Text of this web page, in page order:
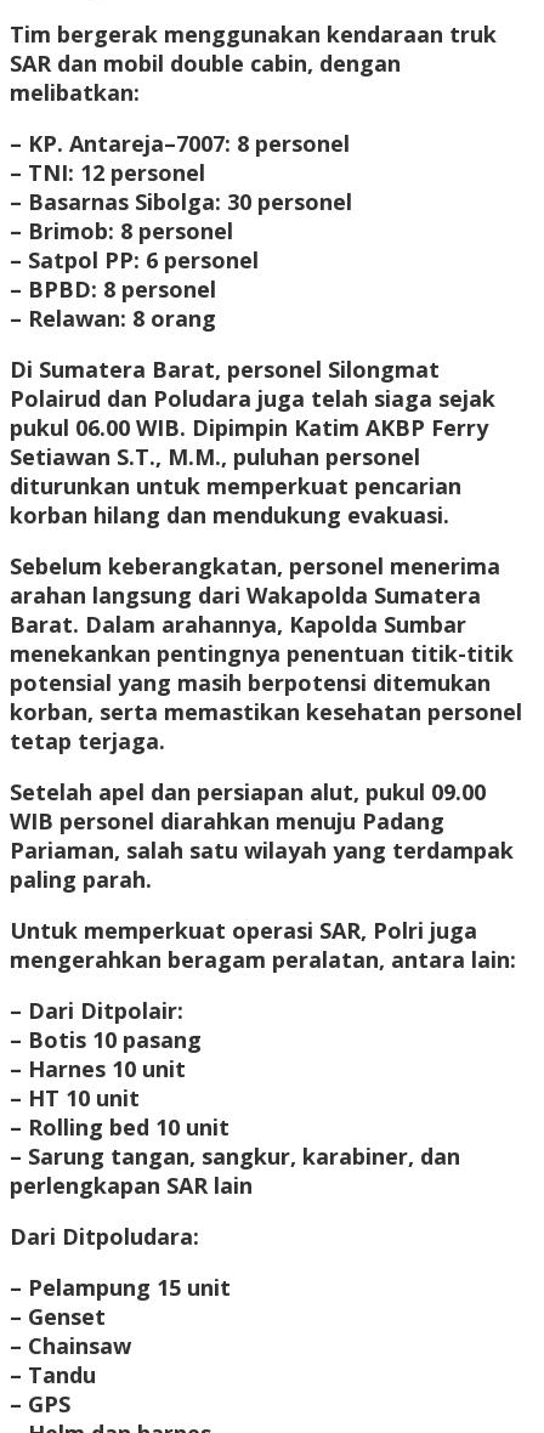
Tim bergerak menggunakan kendaraan truk
SAR dan mobil double cabin, dengan
melibatkan:
– KP. Antareja–7007: 8 personel
– TNI: 12 personel
– Basarnas Sibolga: 30 personel
– Brimob: 8 personel
– Satpol PP: 6 personel
– BPBD: 8 personel
– Relawan: 8 orang
Di Sumatera Barat, personel Silongmat
Polairud dan Poludara juga telah siaga sejak
pukul 06.00 WIB. Dipimpin Katim AKBP Ferry
Setiawan S.T., M.M., puluhan personel
diturunkan untuk memperkuat pencarian
korban hilang dan mendukung evakuasi.
Sebelum keberangkatan, personel menerima
arahan langsung dari Wakapolda Sumatera
Barat. Dalam arahannya, Kapolda Sumbar
menekankan pentingnya penentuan titik-titik
potensial yang masih berpotensi ditemukan
korban, serta memastikan kesehatan personel
tetap terjaga.
Setelah apel dan persiapan alut, pukul 09.00
WIB personel diarahkan menuju Padang
Pariaman, salah satu wilayah yang terdampak
paling parah.
Untuk memperkuat operasi SAR, Polri juga
mengerahkan beragam peralatan, antara lain:
– Dari Ditpolair:
– Botis 10 pasang
– Harnes 10 unit
– HT 10 unit
– Rolling bed 10 unit
– Sarung tangan, sangkur, karabiner, dan
perlengkapan SAR lain
Dari Ditpoludara:
– Pelampung 15 unit
– Genset
– Chainsaw
– Tandu
– GPS